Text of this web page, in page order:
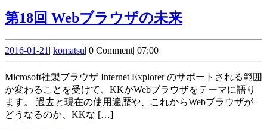
て
第18回 Webブラウザの未来第
Web
ブ
ラ
2016-01-21 2016-
01-
21
| komatsukomatsu
| 0 Comment| 07:00
Microsoft社製ブラウザ Internet Explorer のサポートされる範囲
が変わることを受けて、KKがWebブラウザをテーマに語り
ます。 過去と現在の使用遍歴や、これからWebブラウザが
どうなるのか、KKな […]